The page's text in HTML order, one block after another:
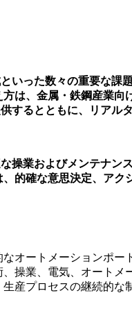
った数々の重要な課
は、金属・鉄鋼産業
るとともに、リア
操業およびメンテナンス
的確な意思決定、ア
オートメーションポー
、操業、電気、オートメ
産プロセスの継続的な